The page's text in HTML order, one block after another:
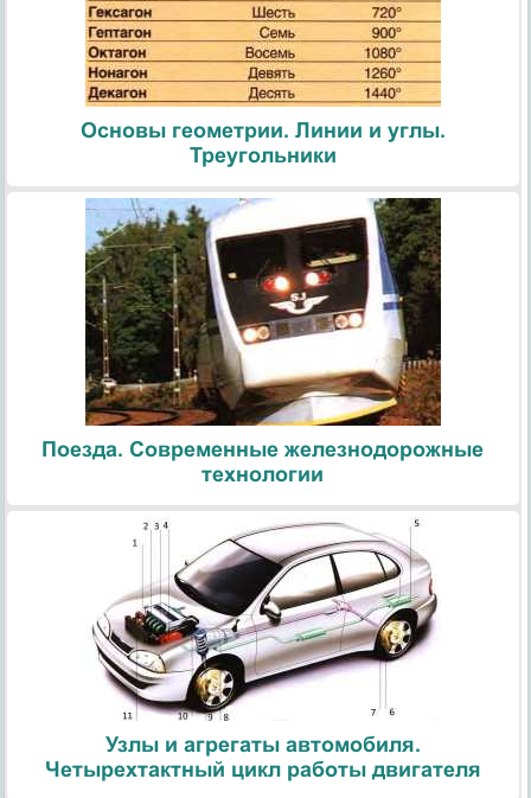
Основы геометрии. Линии и углы.
Треугольники
Поезда. Современные железнодорожные
технологии
Узлы и агрегаты автомобиля.
Четырехтактный цикл работы двигателя